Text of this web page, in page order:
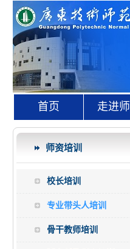
首页 走进
师资培训
校长培训
专业带头人培训
骨干教师培训